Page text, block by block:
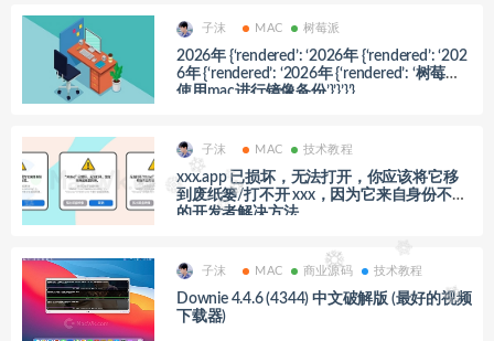
子沫 MAC 树莓派
2026年 {‘rendered’: ‘2026年 {‘rendered’: ‘202
6年 {‘rendered’: ‘2026年 {‘rendered’: ‘树莓派
使用mac进行镜像备份’}’}’}’}
子沫 MAC 技术教程
xxx.app 已损坏，无法打开，你应该将它移
到废纸篓/打不开 xxx，因为它来自身份不明
的开发者解决方法
子沫 MAC 商业源码 技术教程
Downie 4.4.6 (4344) 中文破解版 (最好的视频
下载器)